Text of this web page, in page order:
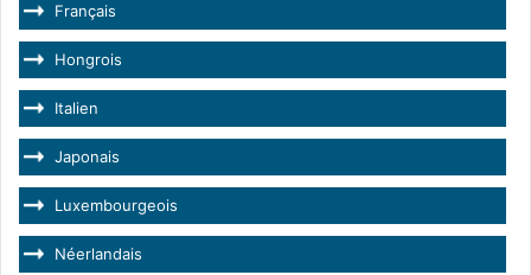
Français
Hongrois
Italien
Japonais
Luxembourgeois
Néerlandais